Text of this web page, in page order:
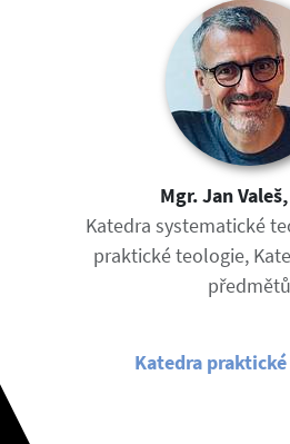
Mgr. Jan
Katedra systematické
praktické teologie,
předmětů
Katedra